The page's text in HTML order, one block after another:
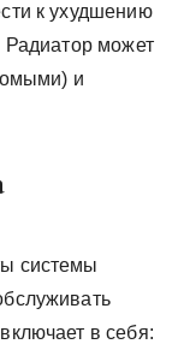
к ухудшению
Радиатор может
и
системы
в себя: